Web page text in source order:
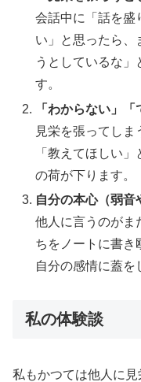
会話中に「話を盛
い」と思ったら、
うとしているな」
す。
「わからない」
見栄を張ってしま
「教えてほしい
の荷が下ります。
自分の本心（弱音
他人に言うのがま
ちをノートに書き
自分の感情に蓋を
私の体験談
私もかつては他人に